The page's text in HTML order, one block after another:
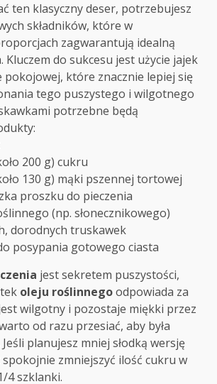
ten klasyczny deser, potrzebujesz
składników, które w
zagwarantują idealną
do sukcesu jest użycie jajek
które znacznie lepiej się
tego puszystego i wilgotnego
potrzebne będą
200 g) cukru
130 g) mąki pszennej tortowej
proszku do pieczenia
(np. słonecznikowego)
dorodnych truskawek
posypania gotowego ciasta
jest sekretem puszystości,
oleju roślinnegoodpowiada za
wilgotny i pozostaje miękki przez
od razu przesiać, aby była
planujesz mniej słodką wersję
zmniejszyć ilość cukru w
4 szklanki.